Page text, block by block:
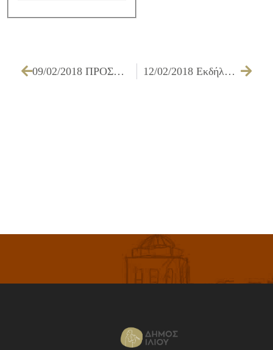
09/02/2018 ΠΡΟΣΚΛΗΣΗ ΤΩΝ ΜΕΛΩΝ ΤΟΥ ΔΗΜΟΤΙΚΟΥ ΣΥΜΒΟΥΛΙΟΥ ΓΙΑ ΤΗΝ 15/02/2018 12/02/2018 Εκδήλωση για την κοπή της Πρωτοχρονιάτικης πίτας Εθελοντών Αιμοδοτών